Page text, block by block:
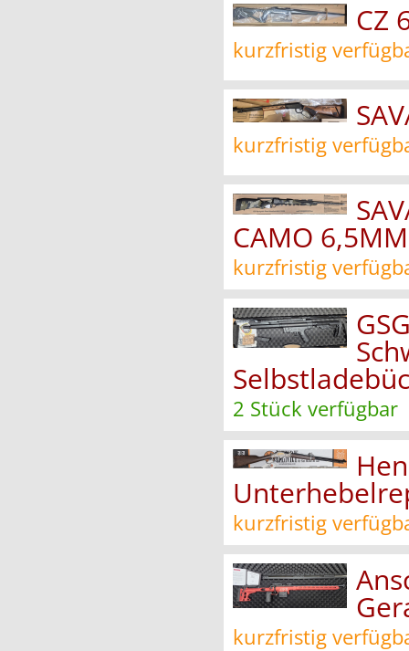
CZ
kurzfristig
kurzfristig
CAMO
kurzfristig
2 Stück verfügbar
kurzfristig
kurzfristig